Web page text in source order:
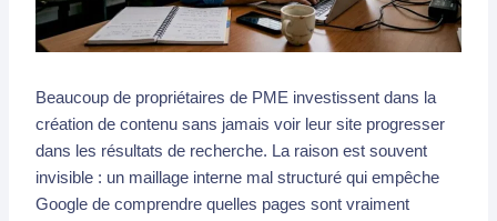
Beaucoup de propriétaires de PME investissent dans la
création de contenu sans jamais voir leur site progresser
dans les résultats de recherche. La raison est souvent
invisible : un maillage interne mal structuré qui empêche
Google de comprendre quelles pages sont vraiment